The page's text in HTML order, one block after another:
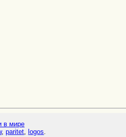
в мире
,paritet logos